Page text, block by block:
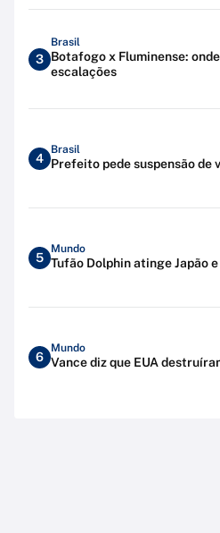
3
Brasil
Botafogo x Fluminense:
escalações
4
Brasil
Prefeito pede suspensão de
5
Mundo
Tufão Dolphin atinge Japão
6
Mundo
Vance diz que EUA